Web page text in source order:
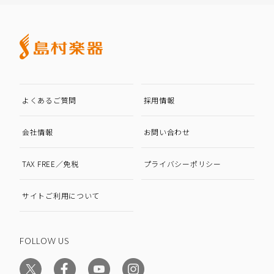
よくあるご質問 採用情報
会社情報 お問い合わせ
TAX FREE／免税 プライバシーポリシー
サイトご利用について
FOLLOW US